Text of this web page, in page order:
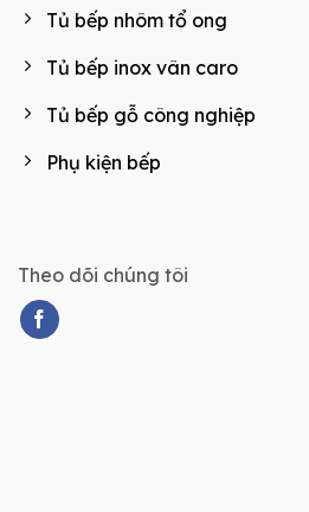
Tủ bếp nhôm tổ ong
Tủ bếp inox vân caro
Tủ bếp gỗ công nghiệp
Phụ kiện bếp
Theo dõi chúng tôi